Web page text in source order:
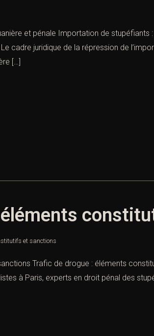
et pénale Importation de
cadre juridique de la répression de
[…]
et sanctions
Trafic de drogue : éléments
à Paris, experts en droit pénal des